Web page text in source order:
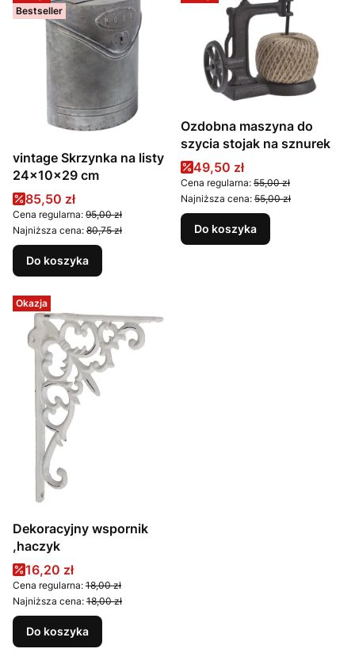
Bestseller
vintage Skrzynka na listy
24x10x29 cm
Cena promocyjna
85,50 zł
Cena regularna: 95,00 zł
Najniższa cena: 80,75 zł
Do koszyka
Ozdobna maszyna do
szycia stojak na sznurek
Cena promocyjna
49,50 zł
Cena regularna: 55,00 zł
Najniższa cena: 55,00 zł
Do koszyka
Okazja
Dekoracyjny wspornik
,haczyk
Cena promocyjna
16,20 zł
Cena regularna: 18,00 zł
Najniższa cena: 18,00 zł
Do koszyka